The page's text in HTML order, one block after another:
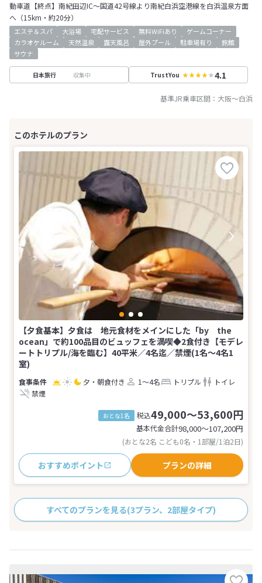
動車道【終点】南紀田辺IC～国道42号線より南紀白浜空港線を白浜温泉方面
へ（15km・約20分）
エステ＆スパ 大浴場 宅配サービス 無料WiFiあり
ゲームコーナー
カラオケルーム
天然温泉 露天風呂 屋外プール 駐車場有り
旅館
サウナ
日本旅行 収集中 TrustYou 4.1
基準JR乗車区間： 大阪～白浜
【夕食基本】夕食は 地元食材をメインにした「by the
ocean」で約100品目のビュッフェを満喫◆2食付き【モデレ
ートトリプル/海を臨む】40平米／4名迄／禁煙(1名～4名1
室)
夕・朝食付き 1～4名 トリプル
トイレ
禁煙
おとな1名 税込49,000～53,600円
基本代金合計98,000〜107,200円
(おとな2名 こども0名・1部屋/1泊2日)
おすすめポイント プランの詳細
すべてのプランを見る(3プラン、2部屋タイプ)